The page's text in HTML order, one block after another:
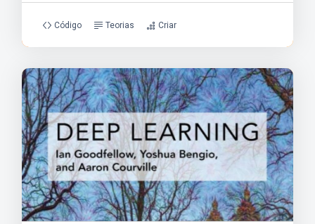
Código Teorias Criar